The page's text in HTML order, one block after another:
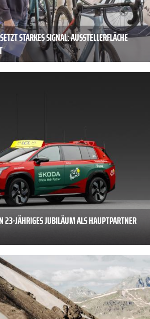
STARKES SIGNAL: AUSSTELLERFLÄCHE
23-JÄHRIGES JUBILÄUM ALS HAUPTPARTNER